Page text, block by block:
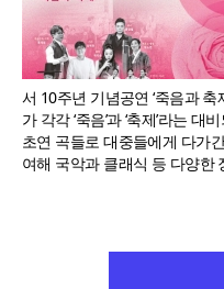
서 10주년 기념공연 ‘죽음과
가 각각 ‘죽음’과 ‘축제’라는
초연 곡들로 대중들에게 다가
여해 국악과 클래식 등 다양한